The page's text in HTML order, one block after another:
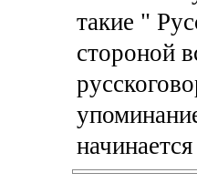
такие "
стороной